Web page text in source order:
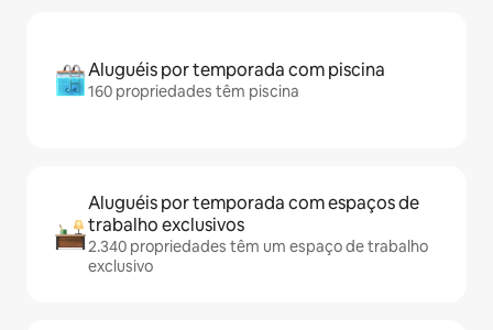
Aluguéis por temporada com piscina
160 propriedades têm piscina
Aluguéis por temporada com espaços de
trabalho exclusivos
2.340 propriedades têm um espaço de trabalho
exclusivo